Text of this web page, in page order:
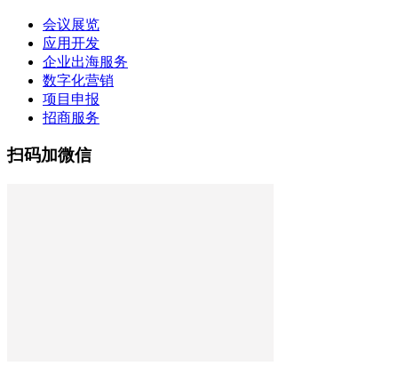
会议展览
应用开发
企业出海服务
数字化营销
项目申报
招商服务
扫码加微信